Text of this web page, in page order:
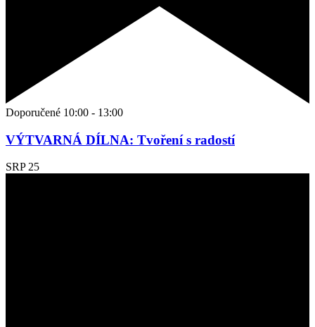
Doporučené 10:00 - 13:00
VÝTVARNÁ DÍLNA: Tvoření s radostí
SRP 25